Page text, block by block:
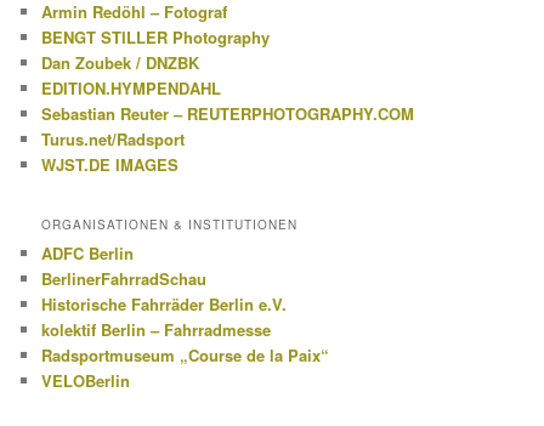
Armin Redöhl – Fotograf
BENGT STILLER Photography
Dan Zoubek / DNZBK
EDITION.HYMPENDAHL
Sebastian Reuter – REUTERPHOTOGRAPHY.COM
Turus.net/Radsport
WJST.DE IMAGES
ORGANISATIONEN & INSTITUTIONEN
ADFC Berlin
BerlinerFahrradSchau
Historische Fahrräder Berlin e.V.
kolektif Berlin – Fahrradmesse
Radsportmuseum „Course de la Paix“
VELOBerlin